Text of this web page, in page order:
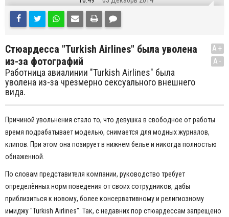
Стюардесса "Turkish Airlines" была уволена
из-за фотографий
Работница авиалинии "Turkish Airlines" была
уволена из-за чрезмерно сексуального внешнего
вида.
A+
A-
Причиной увольнения стало то, что девушка в свободное от работы
время подрабатывает моделью, снимается для модных журналов,
клипов. При этом она позирует в нижнем белье и никогда полностью
обнаженной.
По словам представителя компании, руководство требует
определённых норм поведения от своих сотрудников, дабы
приблизиться к новому, более консервативному и религиозному
имиджу "Turkish Airlines". Так, с недавних пор стюардессам запрещено